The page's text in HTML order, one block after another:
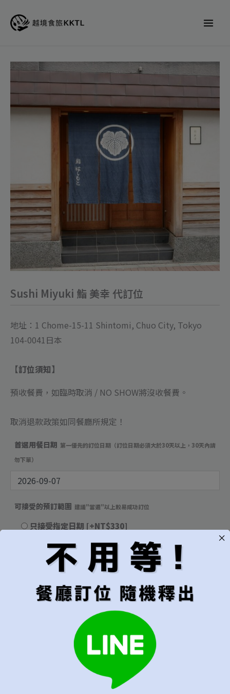
Sushi Miyuki 鮨 美幸 代訂位
地址：1 Chome-15-11 Shintomi, Chuo City, Tokyo
104-0041日本
【訂位須知】
預收餐費，如臨時取消 / NO SHOW將沒收餐費 。
取消退款政策如同餐廳所規定！
首選用餐日期 第一優先的訂位日期（訂位日期必須大於30天以上，30天內請
勿下單）
可接受的預訂範圍 建議"當週"以上較易成功訂位
只接受指定日期 [+NT$330]
當週皆可
當月皆可
無限制，有訂到就吃
用餐時段 建議"隨機"較容易成功訂位
不接受超過6位的訂位
Sushi
Miyuki
鮨
美
數
量